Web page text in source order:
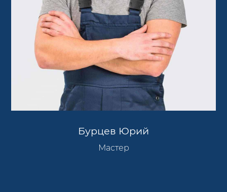
Бурцев Юрий
Мастер